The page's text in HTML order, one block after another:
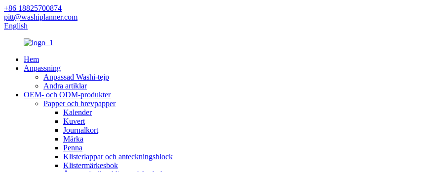
+86 18825700874
pitt@washiplanner.com
English
Hem
Anpassning
Anpassad Washi-tejp
Andra artiklar
OEM- och ODM-produkter
Papper och brevpapper
Kalender
Kuvert
Journalkort
Märka
Penna
Klisterlappar och anteckningsblock
Klistermärkesbok